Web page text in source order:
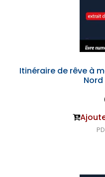
Itinéraire de rêve à